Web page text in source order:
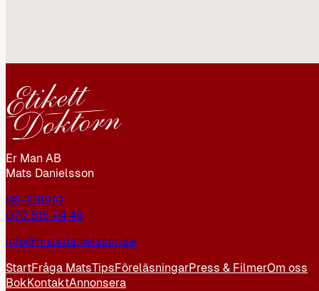
Er Man AB
Mats Danielsson
08-231910
070 515 24 48
info@matsdanielsson.se
StartFråga MatsTipsFöreläsningarPress & FilmerOm oss
BokKontaktAnnonsera